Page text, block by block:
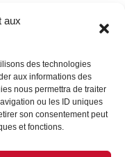
aux
des technologies
aux informations des
nous permettra de traiter
ou les ID uniques
son consentement peut
et fonctions.